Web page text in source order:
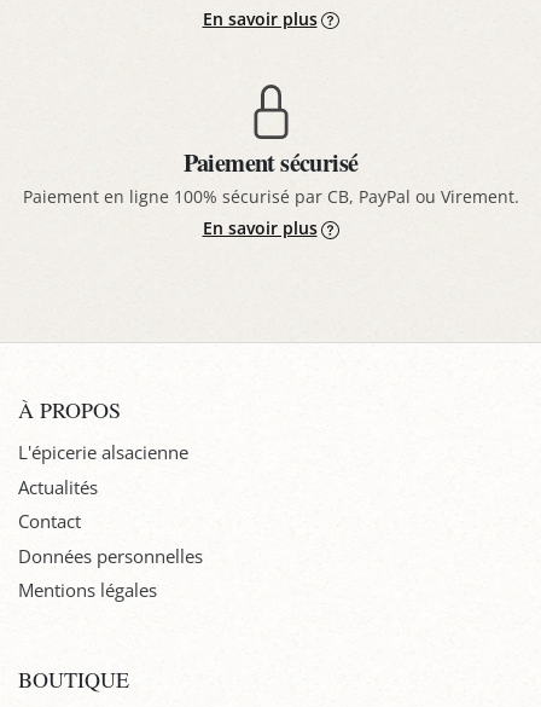
En savoir plus
Paiement sécurisé
Paiement en ligne 100% sécurisé par CB, PayPal ou Virement.
En savoir plus
À PROPOS
L'épicerie alsacienne
Actualités
Contact
Données personnelles
Mentions légales
BOUTIQUE